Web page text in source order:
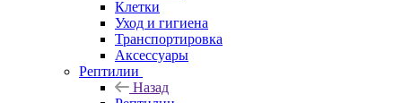
Клетки
Уход и гигиена
Транспортировка
Аксессуары
Рептилии
Назад